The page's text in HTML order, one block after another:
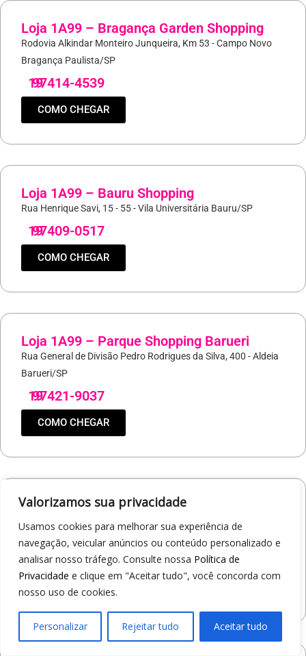
Valorizamos sua privacidade
Usamos cookies para melhorar sua experiência de
navegação, veicular anúncios ou conteúdo personalizado e
analisar nosso tráfego. Consulte nossa Política de
Privacidade e clique em "Aceitar tudo", você concorda com
nosso uso de cookies.
Personalizar Rejeitar tudo Aceitar tudo
Loja 1A99 – Bragança Garden Shopping
Rodovia Alkindar Monteiro Junqueira, Km 53 - Campo Novo
Bragança Paulista/SP
19
97414-4539
COMO CHEGAR
Loja 1A99 – Bauru Shopping
Rua Henrique Savi, 15 - 55 - Vila Universitária Bauru/SP
19
97409-0517
COMO CHEGAR
Loja 1A99 – Parque Shopping Barueri
Rua General de Divisão Pedro Rodrigues da Silva, 400 - Aldeia
Barueri/SP
19
97421-9037
COMO CHEGAR
Loja 1A99 – North Shopping Barretos
Via Conselheiro Antonio Prado, 1400 - Pedro Cavaline
Barretos/SP
19
97407-5840
COMO CHEGAR